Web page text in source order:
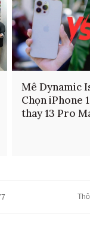
Mê Dynamic
Chọn iPhone
thay 13 Pro